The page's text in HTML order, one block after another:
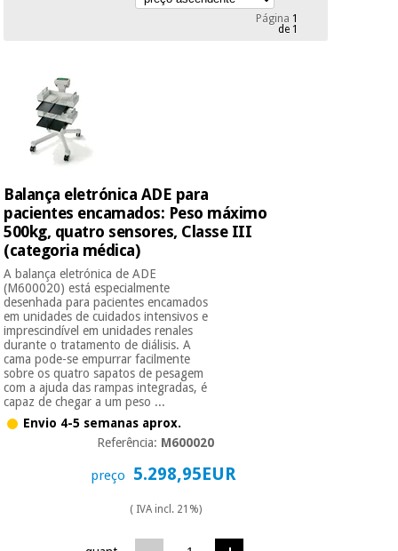
Outlet
Fisaude
Tech
Academy
Fisaude
Aluguer
Mobiliário
clínico
Gabinetes
terapêuticos
Material de
proteção
essencial
para
coronavirus
Aerobic,
fitness
e
pilates
Desportos
Novidades
Ofertas
Outlet
Fisaude
Tech
Academy
Fisaude
Medicina
tradicional
chinesa
Mobiliário
clínico
Gabinetes
terapêuticos
Material de
proteção
essencial
para
Página 1
de 1
Balança eletrónica ADE para
pacientes encamados: Peso máximo
500kg, quatro sensores, Classe III
(categoria médica)
A balança eletrónica de ADE
(M600020) está especialmente
desenhada para pacientes encamados
em unidades de cuidados intensivos e
imprescindível em unidades renales
durante o tratamento de diálisis. A
cama pode-se empurrar facilmente
sobre os quatro sapatos de pesagem
com a ajuda das rampas integradas, é
capaz de chegar a um peso ...
Envio 4-5 semanas aprox.
Referência: M600020
preço 5.298,95EUR
( IVA incl. 21%)